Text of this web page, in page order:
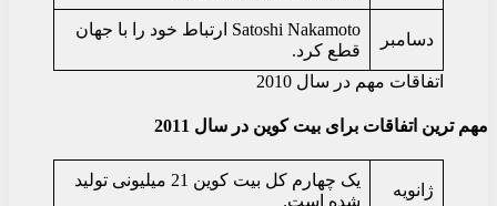
دسامبر
Satoshi Nakamoto ارتباط خود را با جهان
قطع کرد.
اتفاقات مهم در سال 2010
مهم ترین اتفاقات برای بیت کوین در سال 2011
ژانویه
یک چهارم کل بیت کوین 21 میلیونی تولید
شده است.